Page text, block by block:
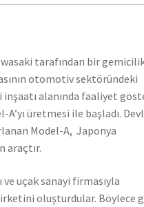
tarafından bir
otomotiv sektöründeki
inşaatı alanında faaliyet
üretmesi ile başladı.
Model-A, Japonya
araçtır.
uçak sanayi firmasıyla
oluşturdular. Böylece